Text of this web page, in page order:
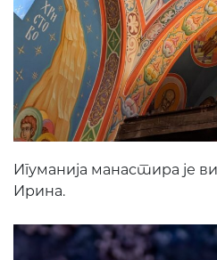
Игуманија манастира је
Ирина.